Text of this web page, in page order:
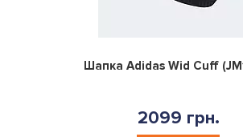
Шапка Adidas Wid Cuff
2099 грн.